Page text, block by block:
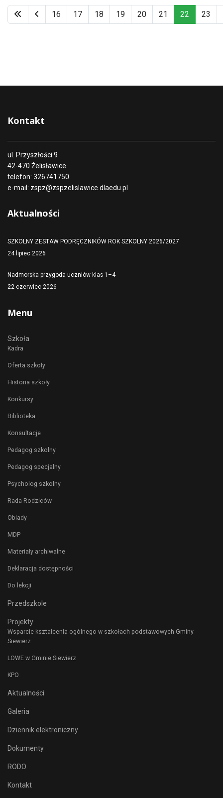
16 17 18 19 20 21 22 23
Kontakt
ul. Przyszłości 9
42-470 Żelisławice
telefon: 326741750
e-mail: zspz@zspzelislawice.dlaedu.pl
Aktualności
SZKOLNY ZESTAW PODRĘCZNIKÓW ROK SZKOLNY 2026/2027
24 lipiec 2026
Nadmorska przygoda uczniów klas 1–4
22 czerwiec 2026
Menu
Szkoła
Kadra
Oferta szkoły
Historia szkoły
Konkursy
Biblioteka
Konsultacje
Pedagog szkolny
Pedagog specjalny
Psycholog szkolny
Rada Rodziców
Obiady
MDP
Materiały archiwalne
Deklaracja dostępności
Do lekcji
Przedszkole
Projekty
Wsparcie kształcenia ogólnego w szkołach podstawowych Gminy
Siewierz
LOWE w Gminie Siewierz
KPO
Aktualności
Galeria
Dziennik elektroniczny
Dokumenty
RODO
Kontakt